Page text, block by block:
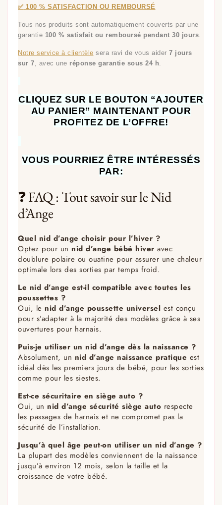
✅ 100 % SATISFACTION OU REMBOURSÉ
Tous nos produits sont automatiquement couverts par une
garantie 100 % satisfait ou remboursé pendant 30 jours.
Notre service à clientèle sera ravi de vous aider 7 jours
sur 7, avec une réponse garantie sous 24 h.
CLIQUEZ SUR LE BOUTON “AJOUTER
AU PANIER” MAINTENANT POUR
PROFITEZ DE L’OFFRE!
VOUS POURRIEZ ÊTRE INTÉRESSÉS
PAR:
❓ FAQ : Tout savoir sur le Nid
d’Ange
Quel nid d’ange choisir pour l’hiver ?
Optez pour un nid d’ange bébé hiver avec
doublure polaire ou ouatine pour assurer une chaleur
optimale lors des sorties par temps froid.
Le nid d’ange est-il compatible avec toutes les
poussettes ?
Oui, le nid d’ange poussette universel est conçu
pour s’adapter à la majorité des modèles grâce à ses
ouvertures pour harnais.
Puis-je utiliser un nid d’ange dès la naissance ?
Absolument, un nid d’ange naissance pratique est
idéal dès les premiers jours de bébé, pour les sorties
comme pour les siestes.
Est-ce sécuritaire en siège auto ?
Oui, un nid d’ange sécurité siège auto respecte
les passages de harnais et ne compromet pas la
sécurité de l’installation.
Jusqu’à quel âge peut-on utiliser un nid d’ange ?
La plupart des modèles conviennent de la naissance
jusqu’à environ 12 mois, selon la taille et la
croissance de votre bébé.